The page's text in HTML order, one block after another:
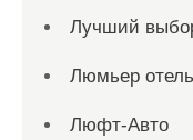
Лучший
Люмьер
Люфт-Авто